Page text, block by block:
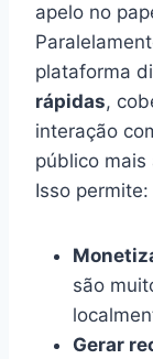
apelo no
plataforma
rápidas,
interação
público mais
Isso permite:
são
Gerar